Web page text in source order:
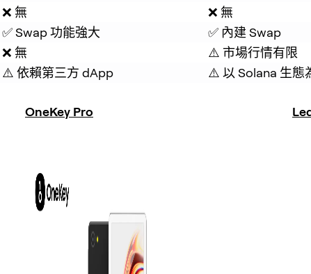
❌ 無
❌ 無
✅ Swap 功能強大
✅ 內建 Swap
❌ 無
⚠️ 市場行情有限
⚠️ 依賴第三方 dApp
⚠️ 以 Solana 生態
OneKey Pro